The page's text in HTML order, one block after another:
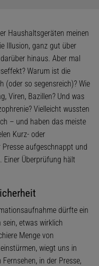
Haushaltsgeräten meinen
Illusion, ganz gut über
hinaus. Aber mal
Warum ist die
(oder so segensreich)? Wie
Viren, Bazillen? Und was
Vielleicht wussten
– und haben das meiste
Kurz- oder
Presse aufgeschnappt und
Einer Überprüfung hält
dürfte ein
etwas wirklich
Menge von
wiegt uns in
in der Presse,